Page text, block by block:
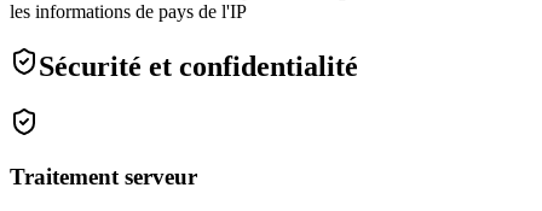
les informations de pays de l'IP
Sécurité et confidentialité
Traitement serveur